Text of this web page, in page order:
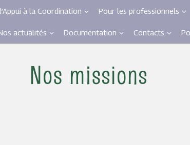
à la Coordination Pour les professionnels
actualités Documentation Contacts
Nos missions